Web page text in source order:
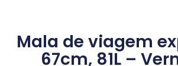
Mala de viagem
67cm, 81L –